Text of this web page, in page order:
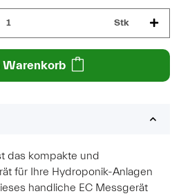
Stk
Warenkorb
das kompakte und
für Ihre Hydroponik-Anlagen
handliche EC Messgerät